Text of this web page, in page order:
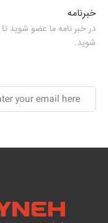
خبرنامه
در خبر نامه ما عضو شوید
شوید.